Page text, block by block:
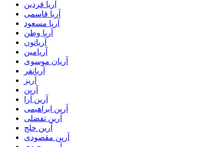
آریا فردین
آریا قاسمی
آریا مسعود
آریا وطن
آریاتون
آریامین
آریان موسوی
آریانفر
آریز
آرین
آرین آرا
آرین ابراهیمی
آرین تفضلی
آرین خلج
آرین مقصودی